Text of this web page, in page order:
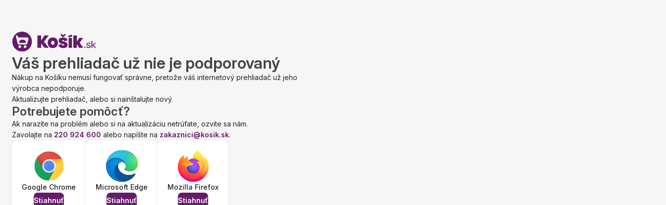
Váš prehliadač už nie je podporovaný
Nákup na Košíku nemusí fungovať správne, pretože váš internetový prehliadač už jeho
výrobca nepodporuje.
Aktualizujte prehliadač, alebo si nainštalujte nový.
Potrebujete pomôcť?
Ak narazíte na problém alebo si na aktualizáciu netrúfate, ozvite sa nám.
Zavolajte na 220 924 600 alebo napíšte na zakaznici@kosik.sk.
Google Chrome
Stiahnuť
Microsoft Edge
Stiahnuť
Mozilla Firefox
Stiahnuť